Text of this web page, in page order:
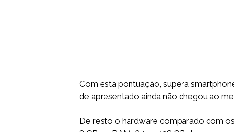
Com esta pontuação, supera
de apresentado ainda não chegou ao
De resto o hardware comparado com